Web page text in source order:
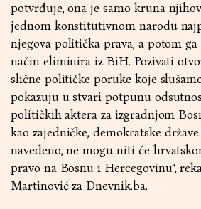
potvrđuje, ona je samo kruna
jednom konstitutivnom narodu
njegova politička prava, a potom
način eliminira iz BiH. Pozivati
slične političke poruke koje
pokazuju u stvari potpunu
političkih aktera za izgradnjom
kao zajedničke, demokratske
navedeno, ne mogu niti će
pravo na Bosnu i Hercegovinu“,
Martinović za Dnevnik.ba.